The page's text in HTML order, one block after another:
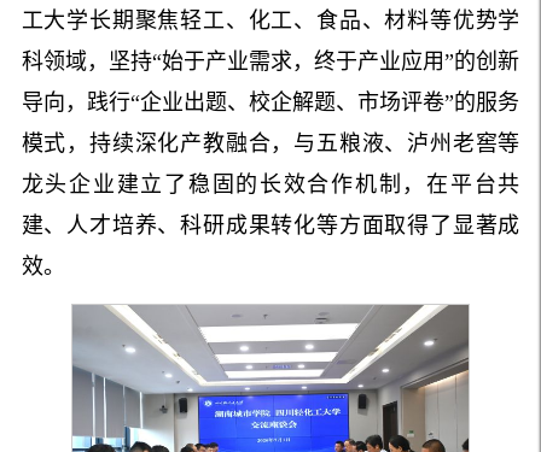
工大学长期聚焦轻工、化工、食品、材料等优势学
科领域，坚持“始于产业需求，终于产业应用”的创新
导向，践行“企业出题、校企解题、市场评卷”的服务
模式，持续深化产教融合，与五粮液、泸州老窖等
龙头企业建立了稳固的长效合作机制，在平台共
建、人才培养、科研成果转化等方面取得了显著成
效。